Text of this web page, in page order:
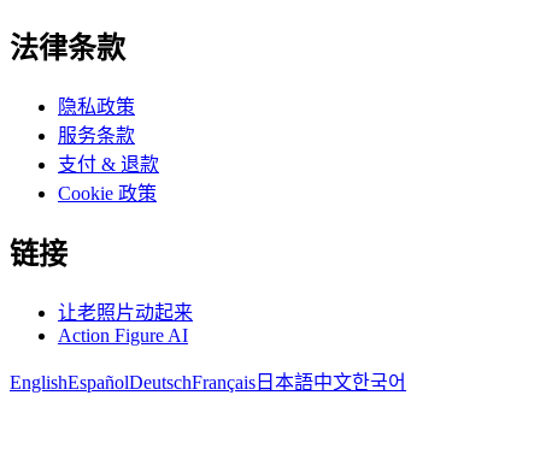
法律条款
隐私政策
服务条款
支付 & 退款
Cookie 政策
链接
让老照片动起来
Action Figure AI
EnglishEspañolDeutschFrançais 日本語中文한국어